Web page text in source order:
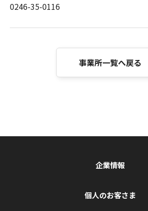
0246-35-0116
事業所一覧へ戻る
企業情報
個人のお客さま